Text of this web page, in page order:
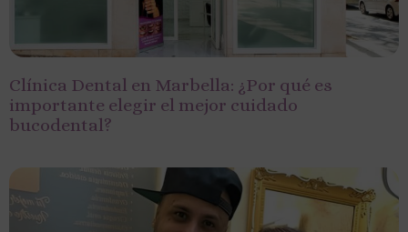
Clínica Dental en Marbella: ¿Por qué es
importante elegir el mejor cuidado
bucodental?